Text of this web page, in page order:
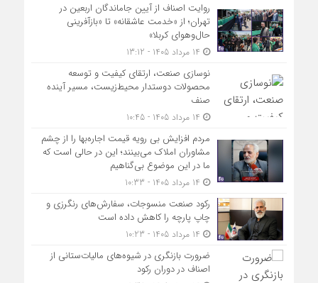
روایت اصناف از آیین جاماندگان اربعین در
تهران؛ از «خدمت عاشقانه» تا «بازآفرینی
حال‌وهوای کربلا»
نوسازی صنعت، ارتقای کیفیت و توسعه
محصولات دوستدار محیط‌زیست، مسیر آینده
صنف
مردم افزایش بی رویه قیمت اجاره‌بها را از چشم
مشاوران املاک می‌بینند؛ این در حالی است که
ما در این موضوع بی‌گناهیم
رکود صنعت منسوجات، سفارش‌های رنگرزی و
چاپ پارچه را کاهش داده است
ضرورت بازنگری در شیوه‌های مالیات‌ستانی از
اصناف در دوران رکود